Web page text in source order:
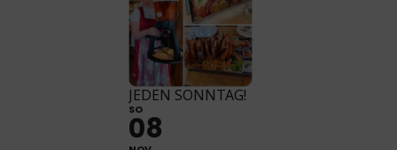
JEDEN SONNTAG!
SO
08